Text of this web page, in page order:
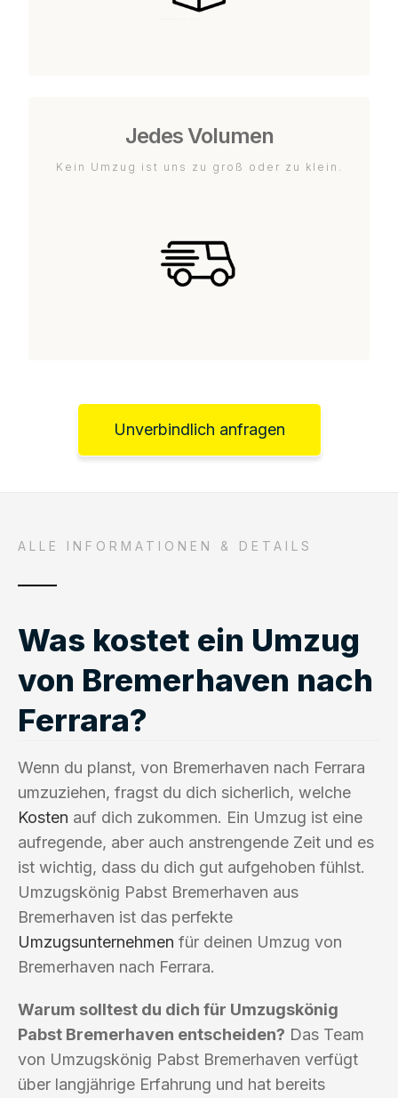
Jedes Volumen
Kein Umzug ist uns zu groß oder zu klein.
Unverbindlich anfragen
ALLE INFORMATIONEN & DETAILS
Was kostet ein Umzug
von Bremerhaven nach
Ferrara?
Wenn du planst, von Bremerhaven nach Ferrara
umzuziehen, fragst du dich sicherlich, welche
Kosten auf dich zukommen. Ein Umzug ist eine
aufregende, aber auch anstrengende Zeit und es
ist wichtig, dass du dich gut aufgehoben fühlst.
Umzugskönig Pabst Bremerhaven aus
Bremerhaven ist das perfekte
Umzugsunternehmen für deinen Umzug von
Bremerhaven nach Ferrara.
Warum solltest du dich für Umzugskönig
Pabst Bremerhaven entscheiden? Das Team
von Umzugskönig Pabst Bremerhaven verfügt
über langjährige Erfahrung und hat bereits